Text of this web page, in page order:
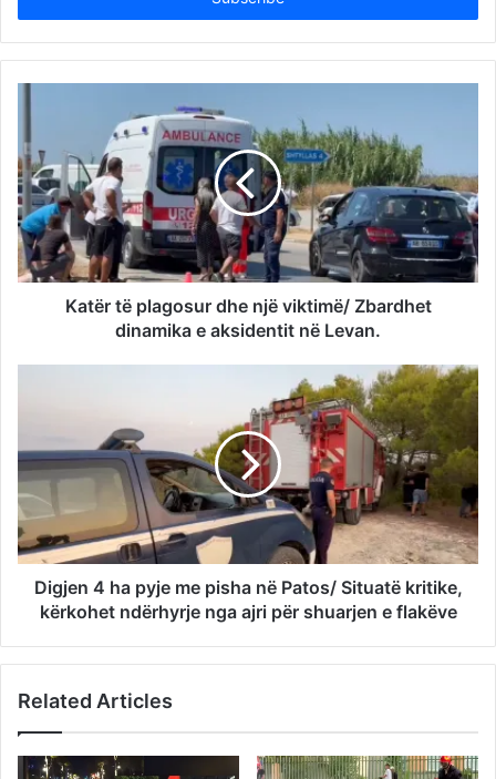
Katër të plagosur dhe një viktimë/ Zbardhet
dinamika e aksidentit në Levan.
Digjen 4 ha pyje me pisha në Patos/ Situatë kritike,
kërkohet ndërhyrje nga ajri për shuarjen e flakëve
Related Articles